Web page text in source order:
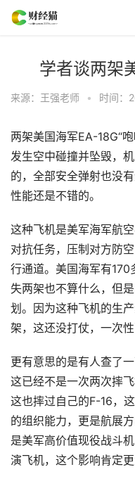
学者谈两架
来源：王强老师 • 时间：
两架美国海军EA-18G“
发生空中碰撞并坠毁，
的，全部安全弹射也没
性能还是不错的。
这种飞机是美军海军航
对抗任务，压制对方防
行通道。美国海军有
失两架也不算什么，但
划。因为这种飞机的生
架，这还没打仗，一次性
更有意思的是有人查了
这已经不是一次两次摔
这也摔过自己的F-16，
的组织能力，更是航展
是美军高价值现役战斗
演飞机，这个影响肯定更